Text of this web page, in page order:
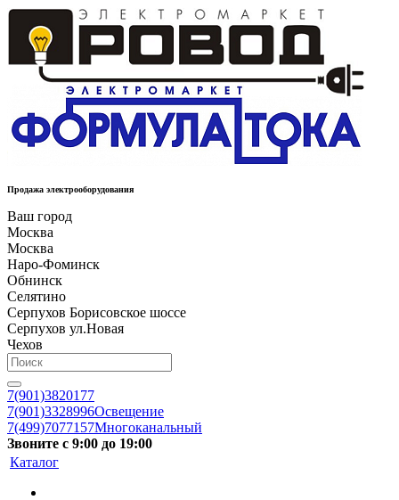
Продажа электрооборудования
Ваш город
Москва
Москва
Наро-Фоминск
Обнинск
Селятино
Серпухов Борисовское шоссе
Серпухов ул.Новая
Чехов
7(901)3820177
7(901)3328996Освещение
7(499)7077157Многоканальный
Звоните с 9:00 до 19:00
Каталог